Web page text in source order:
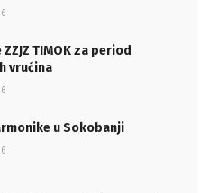
TIMOK za period
vrućina
u Sokobanji